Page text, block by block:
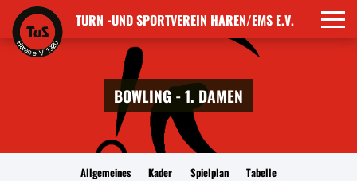
TURN -UND SPORTVEREIN HAREN/EMS E.V.
BOWLING - 1. DAMEN
Allgemeines Kader Spielplan Tabelle